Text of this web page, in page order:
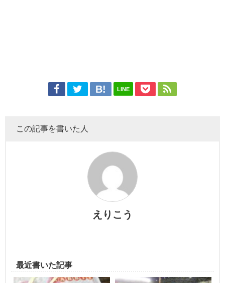
LINE
この記事を書いた人
えりこう
最近書いた記事